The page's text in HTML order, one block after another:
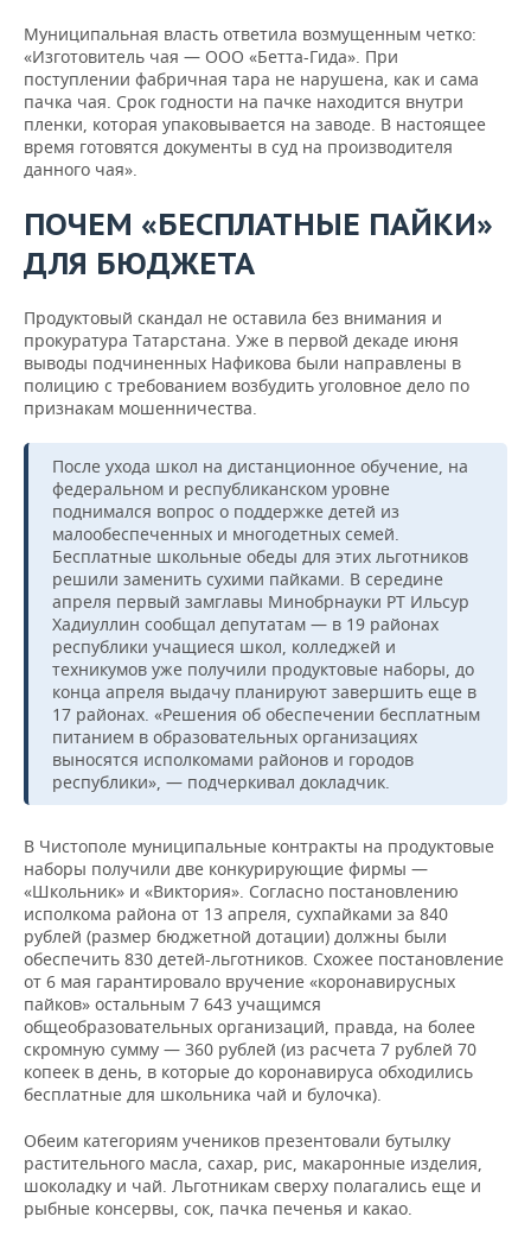
Муниципальная власть ответила возмущенным четко:
«Изготовитель чая — ООО «Бетта-Гида». При
поступлении фабричная тара не нарушена, как и сама
пачка чая. Срок годности на пачке находится внутри
пленки, которая упаковывается на заводе. В настоящее
время готовятся документы в суд на производителя
данного чая».
ПОЧЕМ «БЕСПЛАТНЫЕ ПАЙКИ»
ДЛЯ БЮДЖЕТА
Продуктовый скандал не оставила без внимания и
прокуратура Татарстана. Уже в первой декаде июня
выводы подчиненных Нафикова были направлены в
полицию с требованием возбудить уголовное дело по
признакам мошенничества.
После ухода школ на дистанционное обучение, на
федеральном и республиканском уровне
поднимался вопрос о поддержке детей из
малообеспеченных и многодетных семей.
Бесплатные школьные обеды для этих льготников
решили заменить сухими пайками. В середине
апреля первый замглавы Минобрнауки РТ Ильсур
Хадиуллин сообщал депутатам — в 19 районах
республики учащиеся школ, колледжей и
техникумов уже получили продуктовые наборы, до
конца апреля выдачу планируют завершить еще в
17 районах. «Решения об обеспечении бесплатным
питанием в образовательных организациях
выносятся исполкомами районов и городов
республики», — подчеркивал докладчик.
В Чистополе муниципальные контракты на продуктовые
наборы получили две конкурирующие фирмы —
«Школьник» и «Виктория». Согласно постановлению
исполкома района от 13 апреля, сухпайками за 840
рублей (размер бюджетной дотации) должны были
обеспечить 830 детей-льготников. Схожее постановление
от 6 мая гарантировало вручение «коронавирусных
пайков» остальным 7 643 учащимся
общеобразовательных организаций, правда, на более
скромную сумму — 360 рублей (из расчета 7 рублей 70
копеек в день, в которые до коронавируса обходились
бесплатные для школьника чай и булочка).
Обеим категориям учеников презентовали бутылку
растительного масла, сахар, рис, макаронные изделия,
шоколадку и чай. Льготникам сверху полагались еще и
рыбные консервы, сок, пачка печенья и какао.